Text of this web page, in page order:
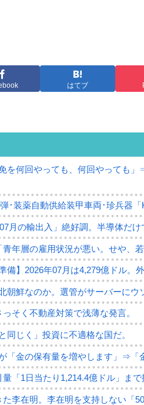
はてブ
を何回やっても、何回やっても
･装薬自動供給装甲車両･珍兵器「
月の輸出入」絶好調。半導体だ
青年層の雇用状況が悪い。せや、
備】2026年07月は4,279億ドル。
朝鮮なのか。選管がサーバーにウ
そく不動産対策で浅薄な発言。
同じく」投資に不適格な国だ。
「金の保有量を増やします」⇒
量「1日当たり1,214.4億ドル」ま
た李在明。李在明を支持しない「